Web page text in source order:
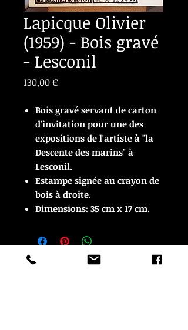
Lapicque Olivier
(1959) - Bois gravé
- Lesconil
130,00 €Prix
Bois gravé servant de carton
d'invitation pour une des
expositions de l'artiste à "la
Descente des marins" à
Lesconil.
Estampe signée au crayon de
bois à droite.
Dimensions: 35 cm x 17 cm.